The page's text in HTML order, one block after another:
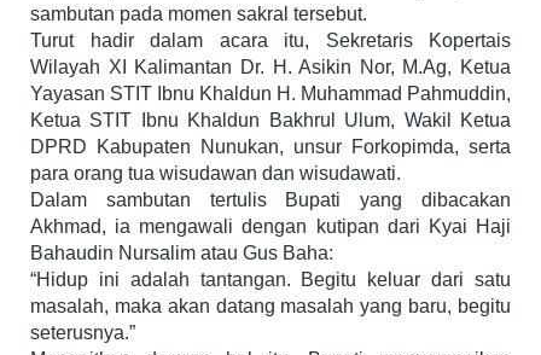
sambutan pada momen sakral tersebut.
Turut hadir dalam acara itu, Sekretaris Kopertais
Wilayah XI Kalimantan Dr. H. Asikin Nor, M.Ag, Ketua
Yayasan STIT Ibnu Khaldun H. Muhammad Pahmuddin,
Ketua STIT Ibnu Khaldun Bakhrul Ulum, Wakil Ketua
DPRD Kabupaten Nunukan, unsur Forkopimda, serta
para orang tua wisudawan dan wisudawati.
Dalam sambutan tertulis Bupati yang dibacakan
Akhmad, ia mengawali dengan kutipan dari Kyai Haji
Bahaudin Nursalim atau Gus Baha:
“Hidup ini adalah tantangan. Begitu keluar dari satu
masalah, maka akan datang masalah yang baru, begitu
seterusnya.”